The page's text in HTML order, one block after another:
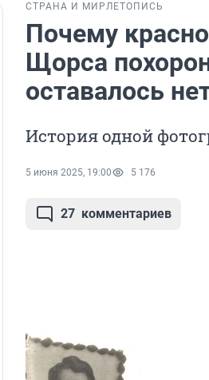
СТРАНА И МИРЛЕТОПИСЬ
Почему
Щорса
оставалось
История одной
5 июня 2025, 19:00 5 176
27 комментариев